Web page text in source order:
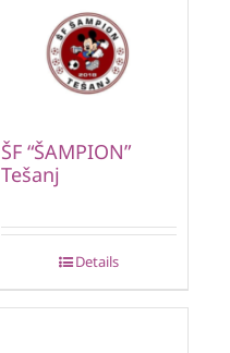
ŠF “ŠAMPION”
Tešanj
Details